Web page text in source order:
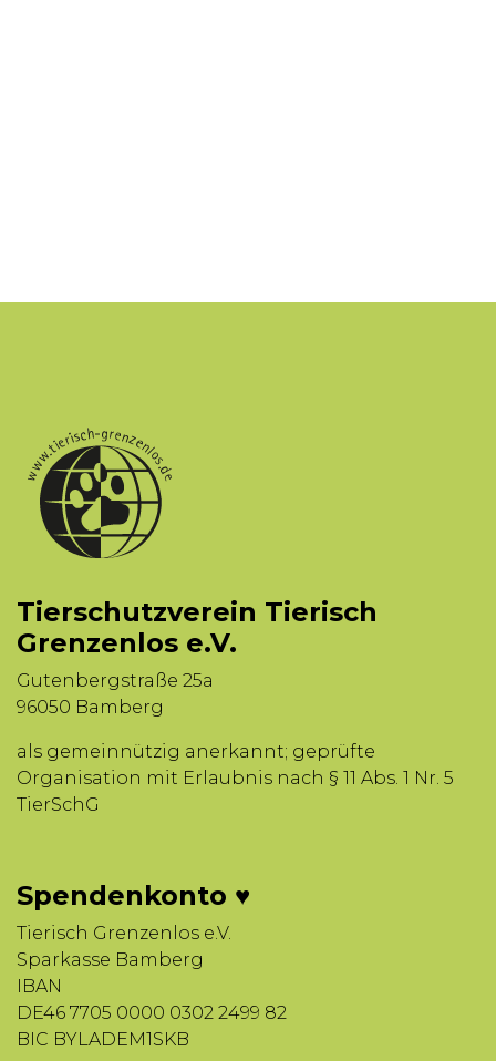
Tierschutzverein Tierisch
Grenzenlos e.V.
Gutenbergstraße 25a
96050 Bamberg
als gemeinnützig anerkannt; geprüfte
Organisation mit Erlaubnis nach § 11 Abs. 1 Nr. 5
TierSchG
Spendenkonto ♥
Tierisch Grenzenlos e.V.
Sparkasse Bamberg
IBAN
DE46 7705 0000 0302 2499 82
BIC BYLADEM1SKB